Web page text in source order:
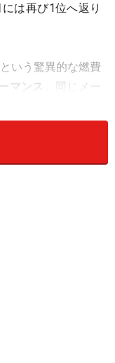
は再び1位へ返り
いう驚異的な燃費
マンス
。同じメー
186万円で、プリ
抜き価格）。エン